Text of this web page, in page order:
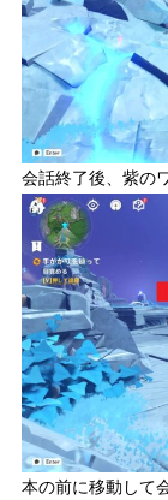
会話終了後、紫の
本の前に移動して